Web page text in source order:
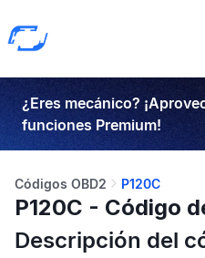
¿Eres mecánico?
funciones Premium!
Códigos OBD2 P120C
P120C - Código
Descripción del